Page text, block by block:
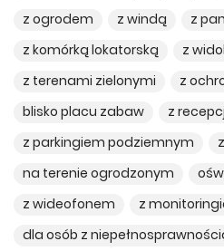
z ogrodem
z windą
z
z komórką lokatorską
z
z terenami zielonymi
z
blisko placu zabaw
z
z parkingiem podziemnym
na terenie ogrodzonym
z wideofonem
z
dla osób z